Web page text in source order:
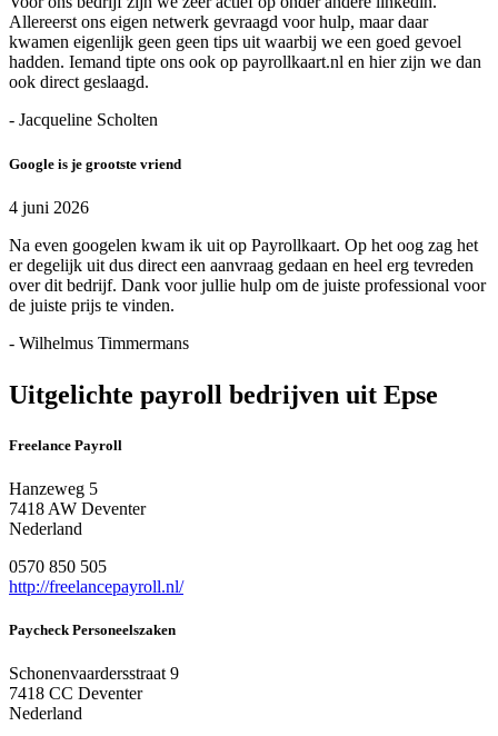
Allereerst ons eigen netwerk gevraagd voor hulp, maar daar
kwamen eigenlijk geen geen tips uit waarbij we een goed gevoel
hadden. Iemand tipte ons ook op payrollkaart.nl en hier zijn we dan
ook direct geslaagd.
- Jacqueline Scholten
Google is je grootste vriend
4 juni 2026
Na even googelen kwam ik uit op Payrollkaart. Op het oog zag het
er degelijk uit dus direct een aanvraag gedaan en heel erg tevreden
over dit bedrijf. Dank voor jullie hulp om de juiste professional voor
de juiste prijs te vinden.
- Wilhelmus Timmermans
Uitgelichte payroll bedrijven uit Epse
Freelance Payroll
Hanzeweg 5
7418 AW Deventer
Nederland
0570 850 505
http://freelancepayroll.nl/
Paycheck Personeelszaken
Schonenvaardersstraat 9
7418 CC Deventer
Nederland